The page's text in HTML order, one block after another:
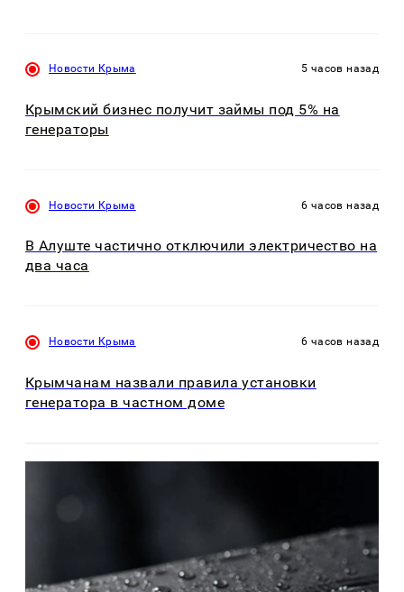
Новости Крыма 5 часов назад
Крымский бизнес получит займы под 5% на
генераторы
Новости Крыма 6 часов назад
В Алуште частично отключили электричество на
два часа
Новости Крыма 6 часов назад
Крымчанам назвали правила установки
генератора в частном доме